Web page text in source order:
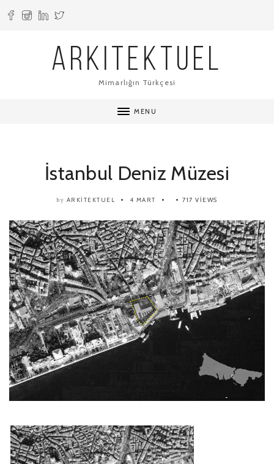
ARKITEKTUEL
Mimarlığın Türkçesi
MENU
İstanbul Deniz Müzesi
by ARKITEKTUEL 4 MART 717 VIEWS